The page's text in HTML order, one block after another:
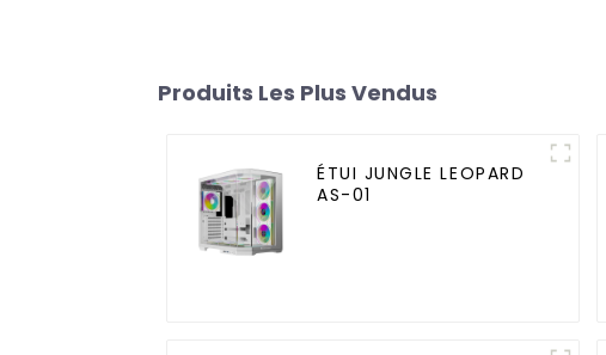
Produits Les Plus Vendus
ÉTUI JUNGLE LEOPARD
AS-01